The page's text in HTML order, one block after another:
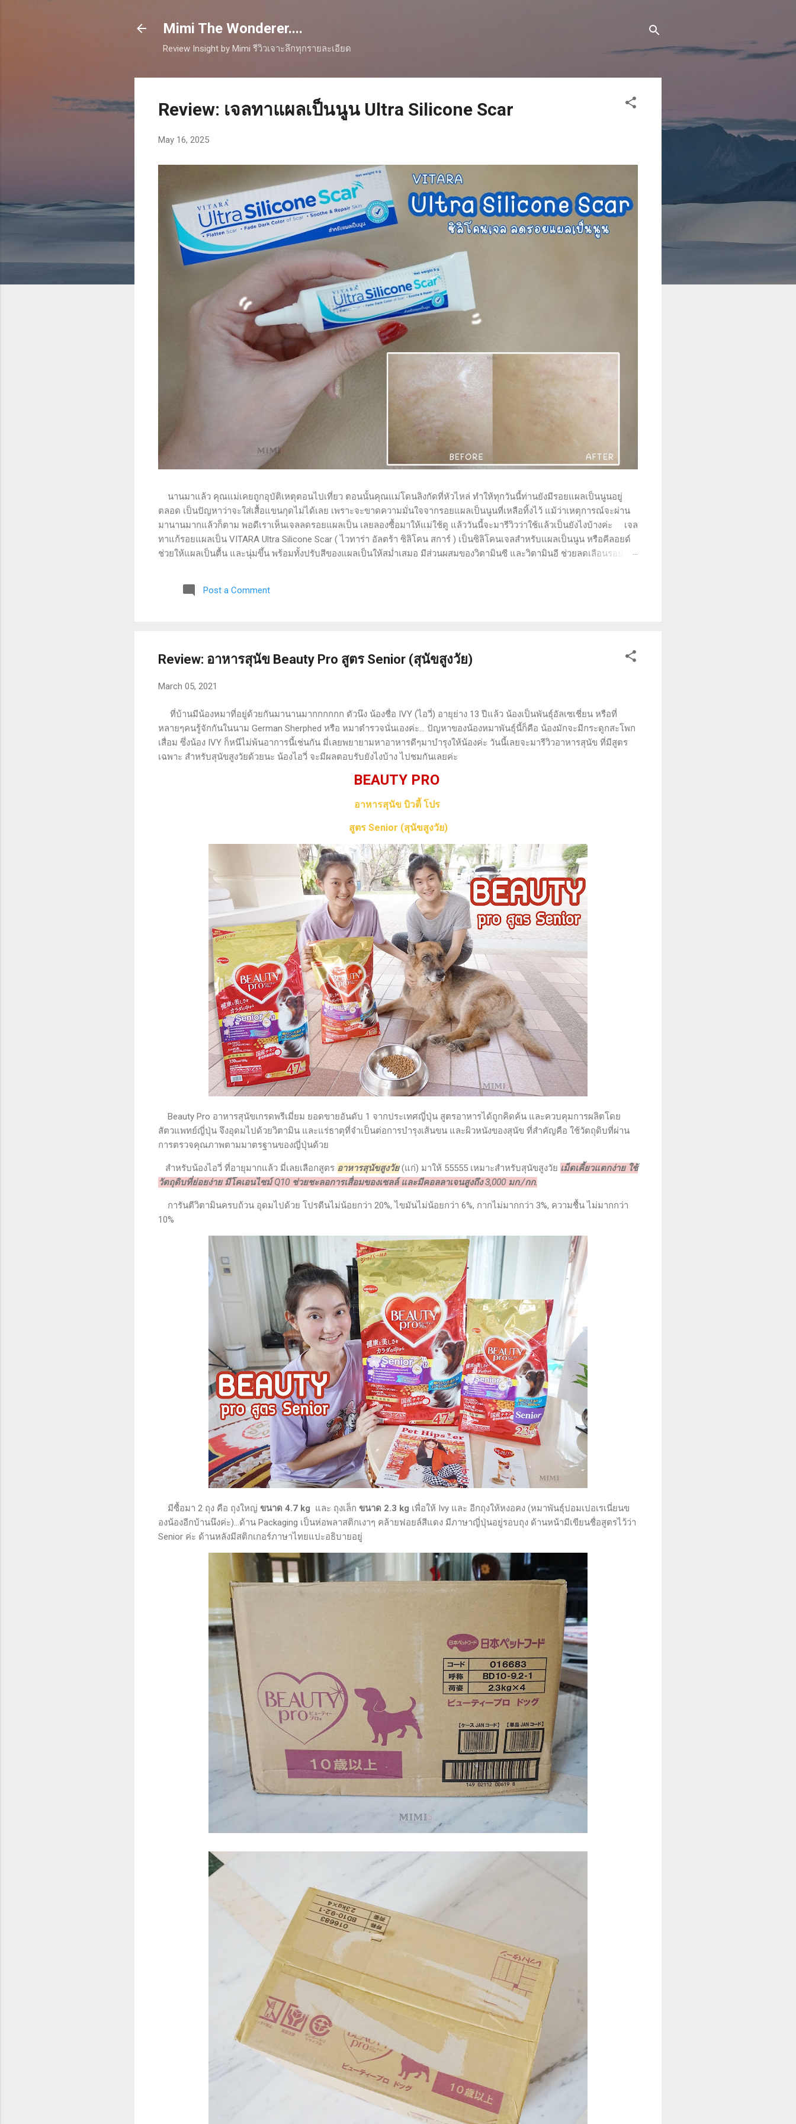
Mimi The Wonderer....
Review Insight by Mimi รีวิวเจาะลึกทุกรายละเอียด
Review: เจลทาแผลเป็นนูน Ultra Silicone Scar
May 16, 2025
นานมาแล้ว คุณแม่เคยถูกอุบัติเหตุตอนไปเที่ยว ตอนนั้นคุณแม่โดนลิงกัดที่หัวไหล่ ทำให้ทุกวันนี้ท่านยังมีรอยแผลเป็นนูนอยู่
ตลอด เป็นปัญหาว่าจะใส่เสื้อแขนกุดไม่ได้เลย เพราะจะขาดความมั่นใจจากรอยแผลเป็นนูนที่เหลือทิ้งไว้ แม้ว่าเหตุการณ์จะผ่าน
มานานมากแล้วก็ตาม พอดีเราเห็นเจลลดรอยแผลเป็น เลยลองซื้อมาให้แม่ใช้ดู แล้ววันนี้จะมารีวิวว่าใช้แล้วเป็นยังไงบ้างค่ะ เจล
ทาแก้รอยแผลเป็น VITARA Ultra Silicone Scar ( ไวทาร่า อัลตร้า ซิลิโคน สการ์ ) เป็นซิลิโคนเจลสำหรับแผลเป็นนูน หรือคีลอยด์
ช่วยให้แผลเป็นตื้น และนุ่มขึ้น พร้อมทั้งปรับสีของแผลเป็นให้สม่ำเสมอ มีส่วนผสมของวิตามินซี และวิตามินอี ช่วยลดเลือนรอย
tested) รอบกล่องมีรายละเอียดผลิตภัณฑ์อยู่ ปริมาณสุทธิ 9 กรัม วิธีใช้ : ทาเจลลงบนแผลเป็นนูน หรือคีลอยด์ และลูบบางๆ ไป
ในทิศทางเดียวกัน ประมาณ 2-3 นาที ทาวันละ 2 ครั้ง เช้า - เย็น ความรู้สึกขณะใช้ : เนื้อเจลเป็นแบบซิล...
Post a Comment
Review: อาหารสุนัข Beauty Pro สูตร Senior (สุนัขสูงวัย)
March 05, 2021
ที่บ้านมีน้องหมาที่อยู่ด้วยกันมานานมากกกกกก ตัวนึง น้องชื่อ IVY (ไอวี่) อายุย่าง 13 ปีแล้ว น้องเป็นพันธุ์อัลเซเชี่ยน หรือที่
หลายๆคนรู้จักกันในนาม German Sherphed หรือ หมาตำรวจนั่นเองค่ะ... ปัญหาของน้องหมาพันธุ์นี้ก็คือ น้องมักจะมีกระดูกสะโพก
เสื่อม ซึ่งน้อง IVY ก็หนีไม่พ้นอาการนี้เช่นกัน มี่เลยพยายามหาอาหารดีๆมาบำรุงให้น้องค่ะ วันนี้เลยจะมารีวิวอาหารสุนัข ที่มีสูตร
เฉพาะ สำหรับสุนัขสูงวัยด้วยนะ น้องไอวี่ จะมีผลตอบรับยังไงบ้าง ไปชมกันเลยค่ะ
BEAUTY PRO
อาหารสุนัข บิวตี้ โปร
สูตร Senior (สุนัขสูงวัย)
Beauty Pro อาหารสุนัขเกรดพรีเมี่ยม ยอดขายอันดับ 1 จากประเทศญี่ปุ่น สูตรอาหารได้ถูกคิดค้น และควบคุมการผลิตโดย
สัตวแพทย์ญี่ปุ่น จึงอุดมไปด้วยวิตามิน และแร่ธาตุที่จำเป็นต่อการบำรุงเส้นขน และผิวหนังของสุนัข ที่สำคัญคือ ใช้วัตถุดิบที่ผ่าน
การตรวจคุณภาพตามมาตรฐานของญี่ปุ่นด้วย
สำหรับน้องไอวี่ ที่อายุมากแล้ว มี่เลยเลือกสูตร อาหารสุนัขสูงวัย(แก่) มาให้ 55555 เหมาะสำหรับสุนัขสูงวัย เม็ดเคี้ยวแตกง่าย ใช้
วัตถุดิบที่ย่อยง่าย มีโคเอนไซม์ Q10 ช่วยชะลอการเสื่อมของเซลล์ และมีคอลลาเจนสูงถึง 3,000 มก./กก.
การันตีวิตามินครบถ้วน อุดมไปด้วย โปรตีนไม่น้อยกว่า 20%, ไขมันไม่น้อยกว่า 6%, กากไม่มากกว่า 3%, ความชื้น ไม่มากกว่า
10%
มีซื้อมา 2 ถุง คือ ถุงใหญ่ ขนาด 4.7 kg และ ถุงเล็ก ขนาด 2.3 kg เพื่อให้ Ivy และ อีกถุงให้หงอคง (หมาพันธุ์ปอมเปอเรเนี่ยนข
องน้องอีกบ้านนึงค่ะ)...ด้าน Packaging เป็นห่อพลาสติกเงาๆ คล้ายฟอยล์สีแดง มีภาษาญี่ปุ่นอยู่รอบถุง ด้านหน้ามีเขียนชื่อสูตรไว้ว่า
Senior ค่ะ ด้านหลังมีสติกเกอร์ภาษาไทยแปะอธิบายอยู่